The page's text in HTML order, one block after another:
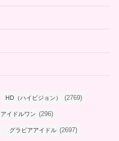
HD（ハイビジョン） (2769)
アイドルワン (296)
グラビアアイドル (2697)